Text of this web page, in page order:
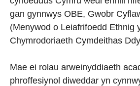
gan gynnwys OBE, Gwobr
(Menywod o Leiafrifoedd Ethnig
Chymrodoriaeth Cymdeithas
Mae ei rolau arweinyddiaeth
phroffesiynol diweddar yn